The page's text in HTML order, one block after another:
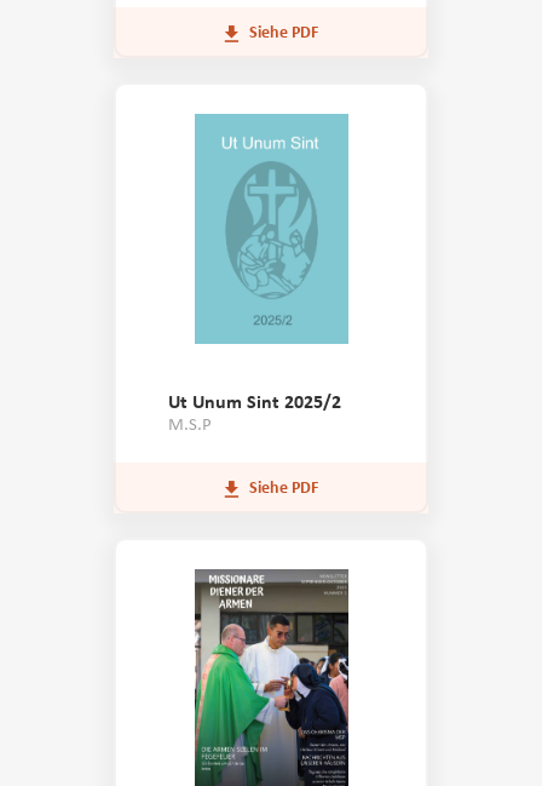
Siehe PDF
Ut Unum Sint 2025/2
M.S.P
Siehe PDF